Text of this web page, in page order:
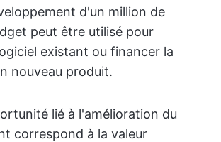
d'un million de
peut être utilisé pour
existant ou financer la
nouveau produit.
lié à l'amélioration du
correspond à la valeur